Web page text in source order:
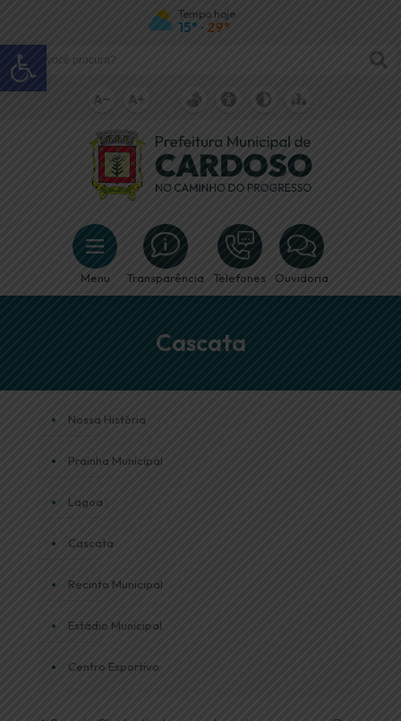
Abrir a barra de ferramentas
Tempo hoje
15° • 29°
Menu Transparência Telefones Ouvidoria
Cascata
Nossa História
Prainha Municipal
Lagoa
Cascata
Recinto Municipal
Estádio Municipal
Centro Esportivo